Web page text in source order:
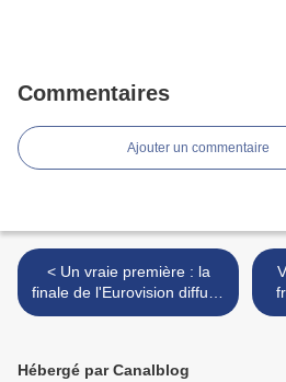
Commentaires
Ajouter un commentaire
< Un vraie première : la
finale de l'Eurovision diffusé
dans les cinémas CGR !
Hébergé par Canalblog